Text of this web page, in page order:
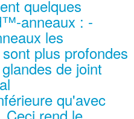
quelques
anneaux : -
les
plus profondes
de joint
qu'avec